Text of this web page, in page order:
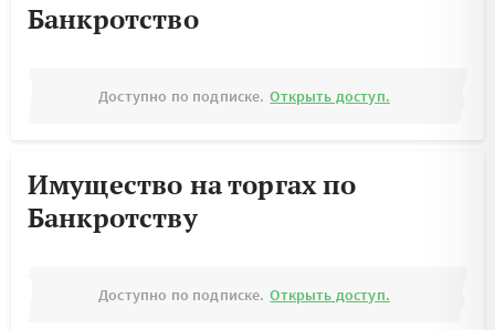
Банкротство
Доступно по подписке. Открыть доступ.
Имущество на торгах по
Банкротству
Доступно по подписке. Открыть доступ.